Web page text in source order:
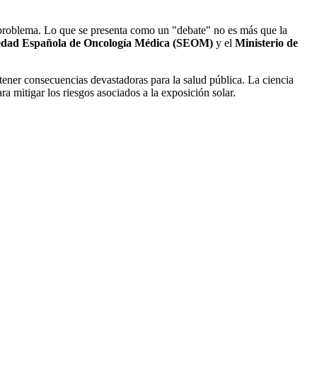
Lo que se presenta como un "debate" no es más que la
Española de Oncología Médica (SEOM) y el Ministerio de
consecuencias devastadoras para la salud pública. La ciencia
mitigar los riesgos asociados a la exposición solar.